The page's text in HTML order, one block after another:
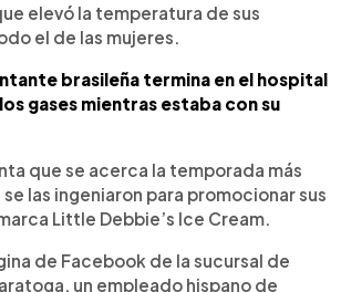
elevó la temperatura de sus
el de las mujeres.
brasileña termina en el hospital
gases mientras estaba con su
que se acerca la temporada más
las ingeniaron para promocionar sus
Little Debbie’s Ice Cream.
de Facebook de la sucursal de
un empleado hispano de